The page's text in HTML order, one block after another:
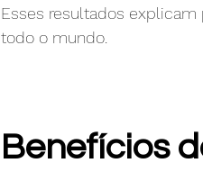
Esses resultados
todo o mundo.
Benefícios